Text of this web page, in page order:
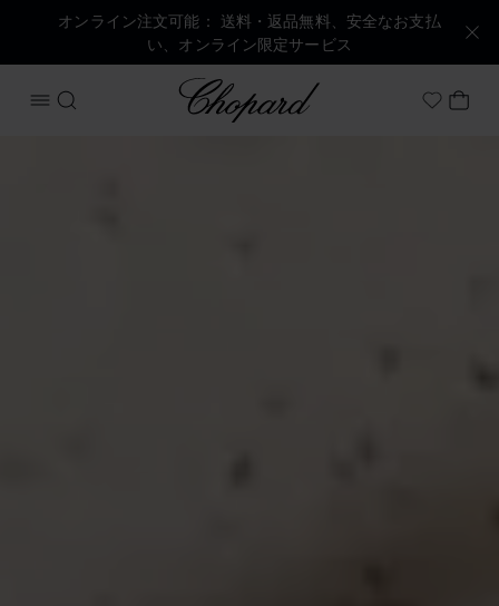
オンライン注文可能： 送料・返品無料、安全なお支払
い、オンライン限定サービス
メニューを開く
検索する Chopard Myマ